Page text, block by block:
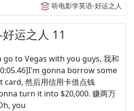
听电影学英语-好运之人
运之人 11
to Vegas with you guys, 我和
gonna borrow some
然后用信用卡借点钱
turn it into $20,000. 赚两万
you